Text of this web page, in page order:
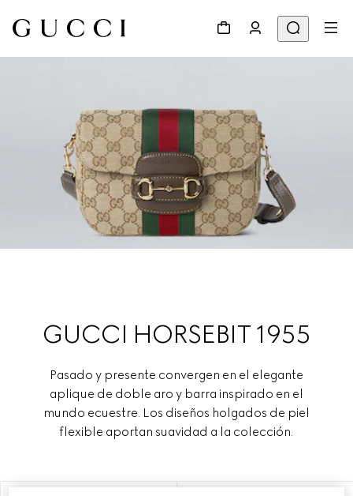
GUCCI HORSEBIT 1955
Pasado y presente convergen en el elegante
aplique de doble aro y barra inspirado en el
mundo ecuestre. Los diseños holgados de piel
flexible aportan suavidad a la colección.